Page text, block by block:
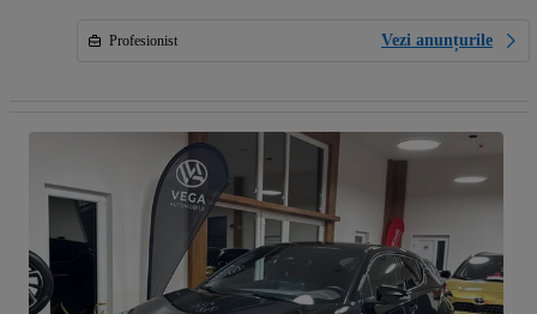
Profesionist Vezi anunțurile